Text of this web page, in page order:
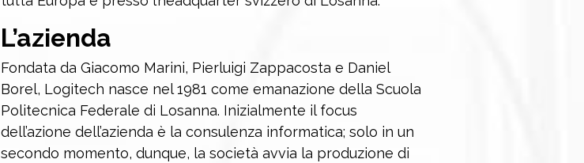
L’azienda
Fondata da Giacomo Marini, Pierluigi Zappacosta e Daniel
Borel, Logitech nasce nel 1981 come emanazione della Scuola
Politecnica Federale di Losanna. Inizialmente il focus
dell’azione dell’azienda è la consulenza informatica; solo in un
secondo momento, dunque, la società avvia la produzione di